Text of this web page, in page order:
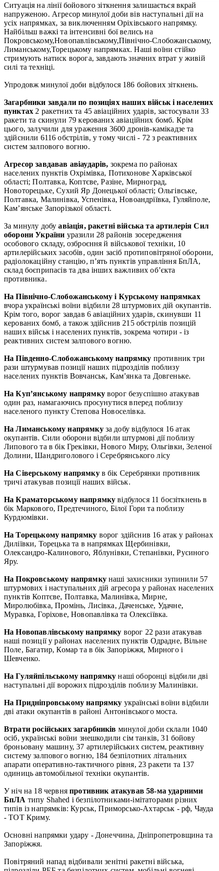
Ситуація на лінії бойового зіткнення залишається вкрай
напруженою. Агресор минулої доби вів наступальні дії на
усіх напрямках, за виключенням Оріхівського напрямку.
Найбільш важкі та інтенсивні бої велись на
Покровському,Новопавлівському,Північно-Слобожанському,
Лиманському,Торецькому напрямках. Наші воїни стійко
стримують натиск ворога, завдають значних втрат у живій
силі та техніці.
Упродовж минулої доби відбулося 186 бойових зіткнень.
Загарбники завдали по позиціях наших військ і населених
пунктах 2 ракетних та 45 авіаційних ударів, застосували 33
ракети та скинули 79 керованих авіаційних бомб. Крім
цього, залучили для ураження 3600 дронів-камікадзе та
здійснили 6116 обстрілів, у тому числі - 72 з реактивних
систем залпового вогню.
Агресор завдавав авіаударів, зокрема по районах
населених пунктів Охрімівка, Потихонове Харківської
області; Полтавка, Коптєве, Разіне, Мирноград,
Новоторецьке, Сухий Яр Донецької області; Ольгівське,
Полтавка, Малинівка, Успенівка, Новоандріївка, Гуляйполе,
Кам’янське Запорізької області.
За минулу добуавіація, ракетні війська та артилерія Сил
оборони України уразили 28 районів зосередження
особового складу, озброєння й військової техніки, 10
артилерійських засобів, один засіб протиповітряної оборони,
радіолокаційну станцію, п’ять пунктів управління БпЛА,
склад боєприпасів та два інших важливих об’єкта
противника.
На Північно-Слобожанському і Курському напрямках
вчора українські воїни відбили 28 штурмових дій окупантів.
Крім того, ворог завдав 6 авіаційних ударів, скинувши 11
керованих бомб, а також здійснив 215 обстрілів позицій
наших військ і населених пунктів, зокрема чотири - із
реактивних систем залпового вогню.
На Південно-Слобожанському напрямку противник три
рази штурмував позиції наших підрозділів поблизу
населених пунктів Вовчанськ, Кам’янка та Довгеньке.
На Куп’янському напрямкуворог безуспішно атакував
один раз, намагаючись просунутися вперед поблизу
населеного пункту Степова Новоселівка.
На Лиманському напрямкуза добу відбулося 16 атак
окупантів. Сили оборони відбили штурмові дії поблизу
Липового та в бік Греківки, Нового Миру, Ольгівки, Зеленої
Долини, Шандриголового і Серебрянського лісу
На Сіверському напрямкув бік Серебрянки противник
тричі атакував позиції наших військ.
На Краматорському напрямкувідбулося 11 боєзіткнень в
бік Маркового, Предтечиного, Білої Гори та поблизу
Курдюмівки.
На Торецькому напрямку ворог здійснив 16 атак у районах
Диліївки, Торецька та в напрямках Щербинівки,
Олександро-Калинового, Яблунівки, Степанівки, Русиного
Яру.
На Покровському напрямкунаші захисники зупинили 57
штурмових і наступальних дій агресора у районах населених
пунктів Коптєве, Полтавка, Малинівка, Мирне,
Миролюбівка, Промінь, Лисівка, Даченське, Удачне,
Муравка, Горіхове, Новопавлівка та Олексіївка.
На Новопавлівському напрямку ворог 22 рази атакував
наші позиції у районах населених пунктів Одрадне, Вільне
Поле, Багатир, Комар та в бік Запоріжжя, Мирного і
Шевченко.
На Гуляйпільському напрямкунаші оборонці відбили дві
наступальні дії ворожих підрозділів поблизу Малинівки.
На Придніпровському напрямку українські воїни відбили
дві атаки окупантів в районі Антонівського моста.
Втрати російських загарбників минулої доби склали 1040
осіб, українські воїни знешкодили сім танків, 31 бойову
броньовану машину, 37 артилерійських систем, реактивну
систему залпового вогню, 184 безпілотних літальних
апарати оперативно-тактичного рівня, 23 ракети та 137
одиниць автомобільної техніки окупантів.
У ніч на 18 червняпротивник атакував 58-ма ударними
БпЛА типу Shahed і безпілотниками-імітаторами різних
типів із напрямків: Курськ, Приморсько-Ахтарськ - рф, Чауда
- ТОТ Криму.
Основні напрямки удару - Донеччина, Дніпропетровщина та
Запоріжжя.
Повітряний напад відбивали зенітні ракетні війська,